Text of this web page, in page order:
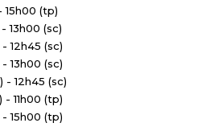
15h00 (tp)
13h00 (sc)
12h45 (sc)
13h00 (sc)
- 12h45 (sc)
11h00 (tp)
- 15h00 (tp)